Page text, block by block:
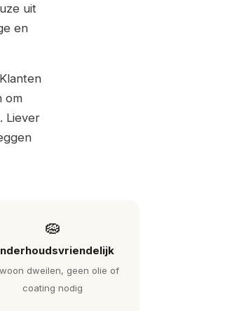
uit
en
om
Liever
🧽
dweilen, geen olie of
coating nodig